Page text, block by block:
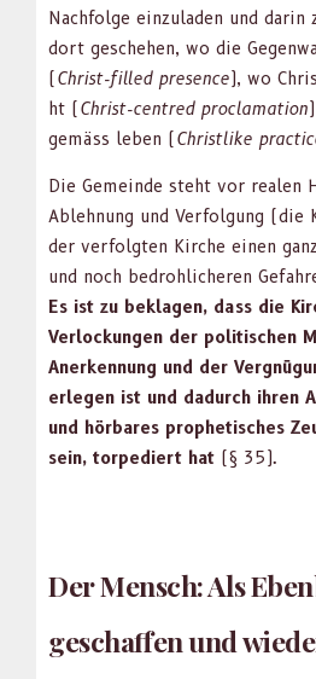
Nach­folge einzu­laden und darin
dort geschehen, wo die
(Christ-filled pres­ence), wo
ht (Christ-cen­tred procla­ma­tion
gemäss leben (Christ­like
Die Gemeinde ste­ht vor realen
Ablehnung und Ver­fol­gung (die
der ver­fol­gten Kirche einen
und noch bedrohlicheren
Es ist zu bekla­gen, dass die
Ver­lock­un­gen der poli­tis­chen
Anerken­nung und der
erlegen ist und dadurch ihren
und hör­bares prophetis­ches
sein, tor­pediert hat (§ 35).
Der Mensch: Als
geschaffen und